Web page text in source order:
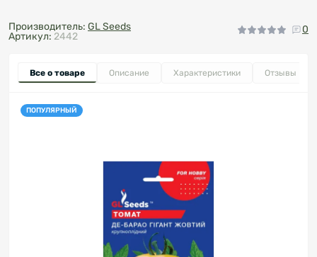
Производитель: GL Seeds
Артикул: 2442
0
Все о товаре Описание Характеристики Отзывы
ПОПУЛЯРНЫЙ